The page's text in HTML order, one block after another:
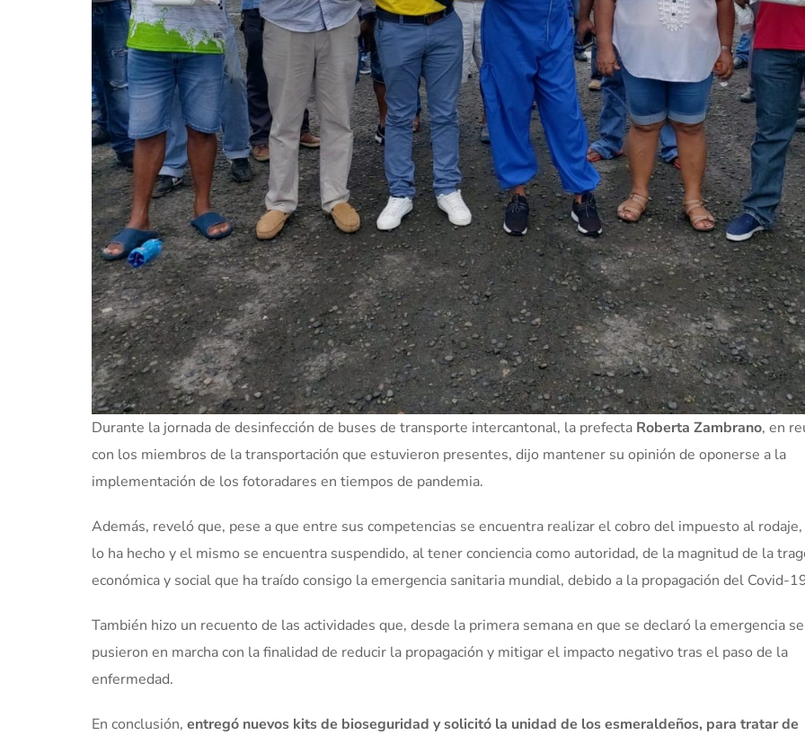
Durante la jornada de desinfección de buses de transporte intercantonal, la prefecta Roberta Zambrano, en
con los miembros de la transportación que estuvieron presentes, dijo mantener su opinión de oponerse a la
implementación de los fotoradares en tiempos de pandemia.
Además, reveló que, pese a que entre sus competencias se encuentra realizar el cobro del impuesto al
lo ha hecho y el mismo se encuentra suspendido, al tener conciencia como autoridad, de la magnitud de la
económica y social que ha traído consigo la emergencia sanitaria mundial, debido a la propagación del Covid-
También hizo un recuento de las actividades que, desde la primera semana en que se declaró la emergencia se
pusieron en marcha con la finalidad de reducir la propagación y mitigar el impacto negativo tras el paso de la
enfermedad.
En conclusión, entregó nuevos kits de bioseguridad y solicitó la unidad de los esmeraldeños, para tratar de